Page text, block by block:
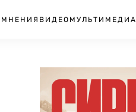
МНЕНИЯ ВИДЕО МУЛЬТИМЕДИА